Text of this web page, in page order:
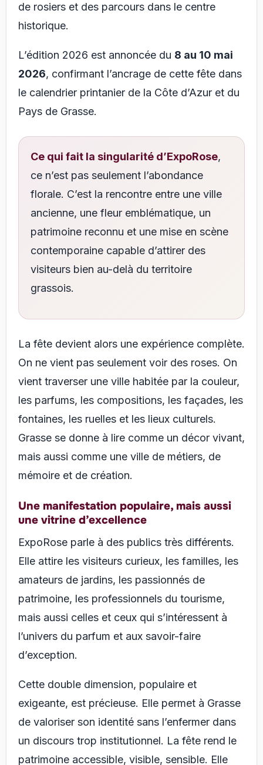
de rosiers et des parcours dans le centre
historique.
L’édition 2026 est annoncée du 8 au 10 mai
2026, confirmant l’ancrage de cette fête dans
le calendrier printanier de la Côte d’Azur et du
Pays de Grasse.
Ce qui fait la singularité d’ExpoRose,
ce n’est pas seulement l’abondance
florale. C’est la rencontre entre une ville
ancienne, une fleur emblématique, un
patrimoine reconnu et une mise en scène
contemporaine capable d’attirer des
visiteurs bien au-delà du territoire
grassois.
La fête devient alors une expérience complète.
On ne vient pas seulement voir des roses. On
vient traverser une ville habitée par la couleur,
les parfums, les compositions, les façades, les
fontaines, les ruelles et les lieux culturels.
Grasse se donne à lire comme un décor vivant,
mais aussi comme une ville de métiers, de
mémoire et de création.
Une manifestation populaire, mais aussi
une vitrine d’excellence
ExpoRose parle à des publics très différents.
Elle attire les visiteurs curieux, les familles, les
amateurs de jardins, les passionnés de
patrimoine, les professionnels du tourisme,
mais aussi celles et ceux qui s’intéressent à
l’univers du parfum et aux savoir-faire
d’exception.
Cette double dimension, populaire et
exigeante, est précieuse. Elle permet à Grasse
de valoriser son identité sans l’enfermer dans
un discours trop institutionnel. La fête rend le
patrimoine accessible, visible, sensible. Elle